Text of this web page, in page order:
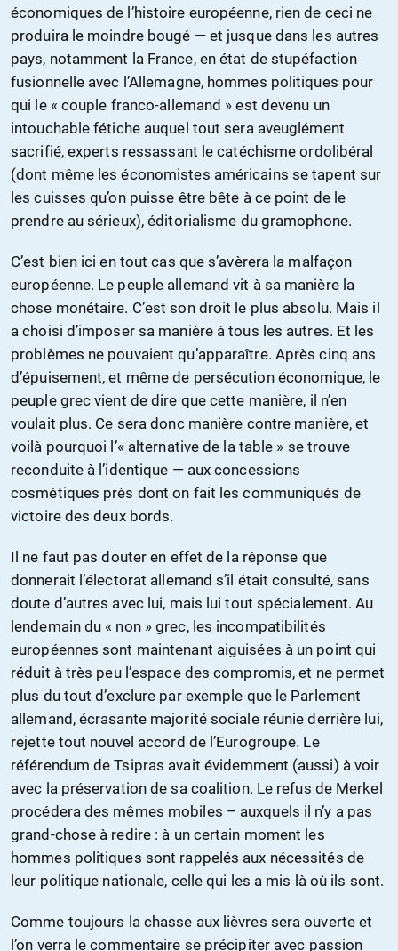
économiques de l’histoire européenne, rien de ceci ne
produira le moindre bougé — et jusque dans les autres
pays, notamment la France, en état de stupéfaction
fusionnelle avec l’Allemagne, hommes politiques pour
qui le « couple franco-allemand » est devenu un
intouchable fétiche auquel tout sera aveuglément
sacrifié, experts ressassant le catéchisme ordolibéral
(dont même les économistes américains se tapent sur
les cuisses qu’on puisse être bête à ce point de le
prendre au sérieux), éditorialisme du gramophone.
C’est bien ici en tout cas que s’avèrera la malfaçon
européenne. Le peuple allemand vit à sa manière la
chose monétaire. C’est son droit le plus absolu. Mais il
a choisi d’imposer sa manière à tous les autres. Et les
problèmes ne pouvaient qu’apparaître. Après cinq ans
d’épuisement, et même de persécution économique, le
peuple grec vient de dire que cette manière, il n’en
voulait plus. Ce sera donc manière contre manière, et
voilà pourquoi l’« alternative de la table » se trouve
reconduite à l’identique — aux concessions
cosmétiques près dont on fait les communiqués de
victoire des deux bords.
Il ne faut pas douter en effet de la réponse que
donnerait l’électorat allemand s’il était consulté, sans
doute d’autres avec lui, mais lui tout spécialement. Au
lendemain du « non » grec, les incompatibilités
européennes sont maintenant aiguisées à un point qui
réduit à très peu l’espace des compromis, et ne permet
plus du tout d’exclure par exemple que le Parlement
allemand, écrasante majorité sociale réunie derrière lui,
rejette tout nouvel accord de l’Eurogroupe. Le
référendum de Tsipras avait évidemment (aussi) à voir
avec la préservation de sa coalition. Le refus de Merkel
procédera des mêmes mobiles – auxquels il n’y a pas
grand-chose à redire : à un certain moment les
hommes politiques sont rappelés aux nécessités de
leur politique nationale, celle qui les a mis là où ils sont.
Comme toujours la chasse aux lièvres sera ouverte et
l’on verra le commentaire se précipiter avec passion